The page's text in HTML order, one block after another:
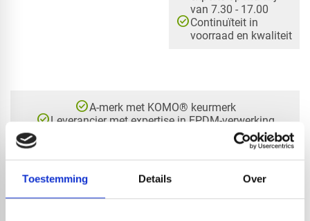
Toestemming Details Over
van 7.30 - 17.00
check_circleContinuïteit in
voorraad en kwaliteit
check_circleA-merk met KOMO® keurmerk
check_circleLeverancier met expertise in EPDM-verwerking
HANDIG OM ER BIJ TE KOPEN